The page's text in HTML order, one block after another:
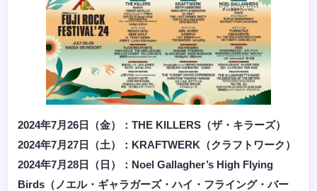
2024年7月26日（金）：THE KILLERS（ザ・キラーズ）
2024年7月27日（土）：KRAFTWERK（クラフトワーク）
2024年7月28日（日）：Noel Gallagher’s High Flying
Birds（ノエル・ギャラガーズ・ハイ・フライング・バー